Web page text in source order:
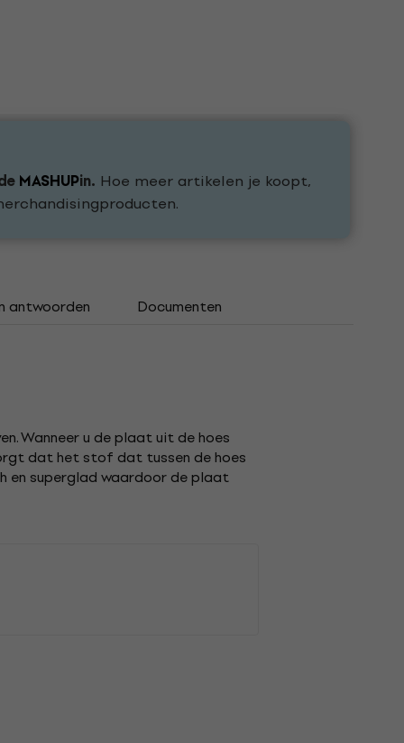
MASHUPin. Hoe meer artikelen je koopt,
antwoorden Documenten
Wanneer u de plaat uit de hoes
dat het stof dat tussen de hoes
en superglad waardoor de plaat